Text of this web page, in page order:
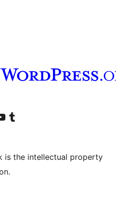
LinkedIn
account
YouTube channel
Visit our Tumblr account
is the intellectual property